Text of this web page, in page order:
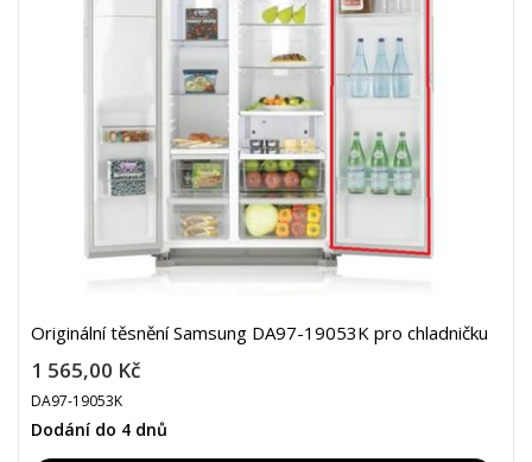
Originální těsnění Samsung DA97-19053K pro chladničku
1 565,00 Kč
DA97-19053K
Dodání do 4 dnů